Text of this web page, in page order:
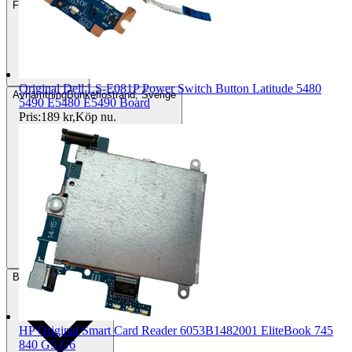
Frakt 59 kr DSV
AvhämtningBunkeflostrand, Sverige
BetalningVia Tradera
Original Dell LS-E081P Power Switch Button Latitude 5480
5490 E5480 E5490 Board
Pris:189 kr,Köp nu.
HP Original Smart Card Reader 6053B1482001 EliteBook 745
840 G5 G6